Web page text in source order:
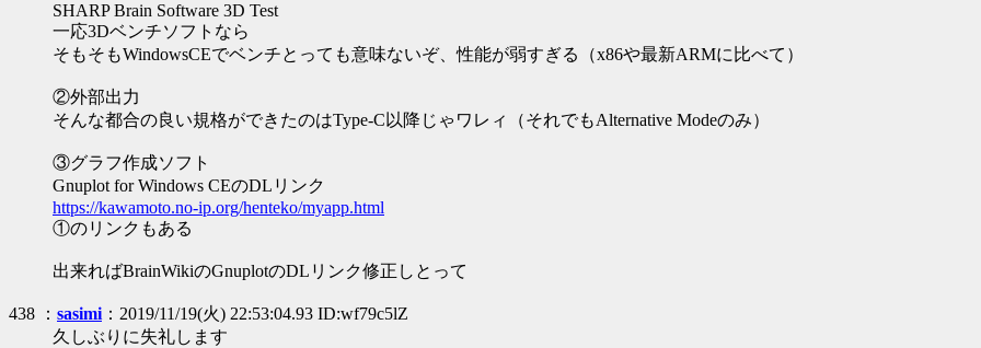
SHARP Brain Software 3D Test
一応3Dベンチソフトなら
そもそもWindowsCEでベンチとっても意味ないぞ、性能が弱すぎる（x86や最新ARMに比べて）
②外部出力
そんな都合の良い規格ができたのはType-C以降じゃワレィ（それでもAlternative Modeのみ）
③グラフ作成ソフト
Gnuplot for Windows CEのDLリンク
https://kawamoto.no-ip.org/henteko/myapp.html
①のリンクもある
出来ればBrainWikiのGnuplotのDLリンク修正しとって
438 ： sasimi：2019/11/19(火) 22:53:04.93 ID:wf79c5lZ
久しぶりに失礼します